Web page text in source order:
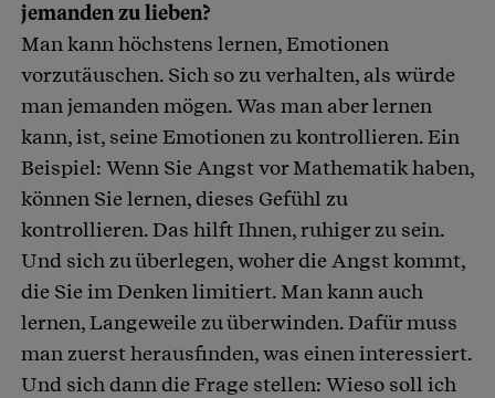
jemanden zu lieben?
Man kann höchstens lernen, Emotionen
vorzutäuschen. Sich so zu verhalten, als würde
man jemanden mögen. Was man aber lernen
kann, ist, seine Emotionen zu kontrollieren. Ein
Beispiel: Wenn Sie Angst vor Mathematik haben,
können Sie lernen, dieses Gefühl zu
kontrollieren. Das hilft Ihnen, ruhiger zu sein.
Und sich zu überlegen, woher die Angst kommt,
die Sie im Denken limitiert. Man kann auch
lernen, Langeweile zu überwinden. Dafür muss
man zuerst herausfinden, was einen interessiert.
Und sich dann die Frage stellen: Wieso soll ich